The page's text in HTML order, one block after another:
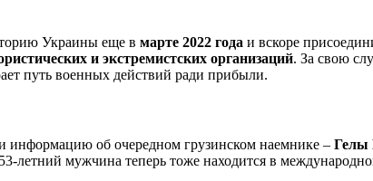
Украины еще в марте 2022 года и вскоре
и экстремистских организаций. За свою
путь военных действий ради прибыли.
информацию об очередном грузинском наемнике – Гелы
летний мужчина теперь тоже находится в